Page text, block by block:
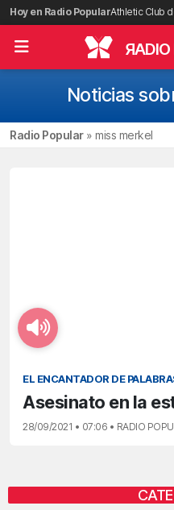
Saltar
al
contenido
Hoy en Radio PopularAthletic Club
RADIO
Noticias
Radio Popular» miss merkel
EL ENCANTADOR DE
Asesinato en la
28/09/2021 • 07:06 • RADIO